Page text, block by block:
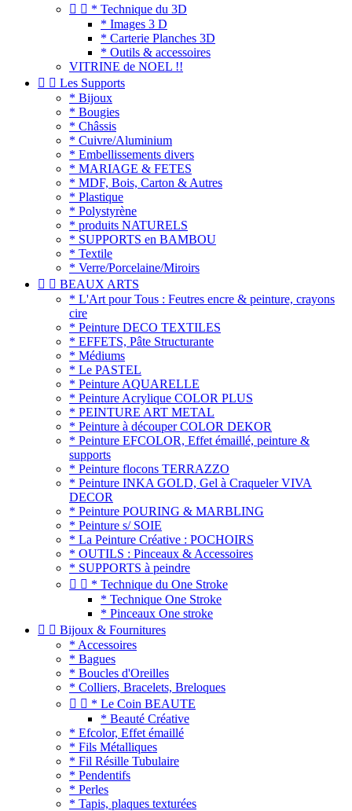
  * Technique du 3D
* Images 3 D
* Carterie Planches 3D
* Outils & accessoires
VITRINE de NOEL !!
  Les Supports
* Bijoux
* Bougies
* Châssis
* Cuivre/Aluminium
* Embellissements divers
* MARIAGE & FETES
* MDF, Bois, Carton & Autres
* Plastique
* Polystyrène
* produits NATURELS
* SUPPORTS en BAMBOU
* Textile
* Verre/Porcelaine/Miroirs
  BEAUX ARTS
* L'Art pour Tous : Feutres encre & peinture, crayons
cire
* Peinture DECO TEXTILES
* EFFETS, Pâte Structurante
* Médiums
* Le PASTEL
* Peinture AQUARELLE
* Peinture Acrylique COLOR PLUS
* PEINTURE ART METAL
* Peinture à découper COLOR DEKOR
* Peinture EFCOLOR, Effet émaillé, peinture &
supports
* Peinture flocons TERRAZZO
* Peinture INKA GOLD, Gel à Craqueler VIVA
DECOR
* Peinture POURING & MARBLING
* Peinture s/ SOIE
* La Peinture Créative : POCHOIRS
* OUTILS : Pinceaux & Accessoires
* SUPPORTS à peindre
  * Technique du One Stroke
* Technique One Stroke
* Pinceaux One stroke
  Bijoux & Fournitures
* Accessoires
* Bagues
* Boucles d'Oreilles
* Colliers, Bracelets, Breloques
  * Le Coin BEAUTE
* Beauté Créative
* Efcolor, Effet émaillé
* Fils Métalliques
* Fil Résille Tubulaire
* Pendentifs
* Perles
* Tapis, plaques texturées